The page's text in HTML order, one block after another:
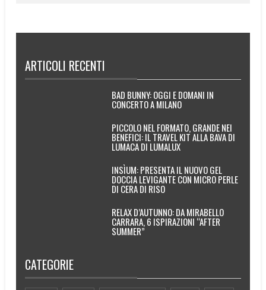
ARTICOLI RECENTI
BAD BUNNY: OGGI E DOMANI IN
CONCERTO A MILANO
PICCOLO NEL FORMATO, GRANDE NEI
BENEFICI: IL TRAVEL KIT ALLA BAVA DI
LUMACA DI LUMALUX
INSÌUM: PRESENTA IL NUOVO GEL
DOCCIA LEVIGANTE CON MICRO PERLE
DI CERA DI RISO
RELAX D’AUTUNNO: DA MIRABELLO
CARRARA, 6 ISPIRAZIONI “AFTER
SUMMER”
CATEGORIE